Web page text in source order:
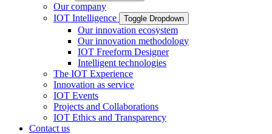
Our company
IOT Intelligence
Toggle Dropdown
Our innovation ecosystem
Our innovation methodology
IOT Freeform Designer
Intelligent technologies
The IOT Experience
Innovation as service
IOT Events
Projects and Collaborations
IOT Ethics and Transparency
Contact us